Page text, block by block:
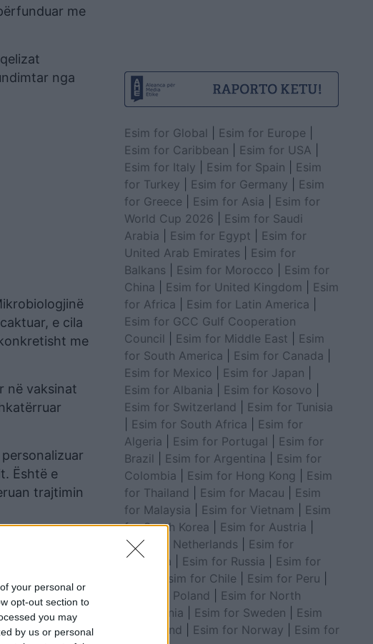
your personal or
opt-out section to
you may
by us or personal
me
nga
e cila
me
në vaksinat
Është e
trajtimin
Esim for Global Esim for Europe
Esim for Caribbean
Esim for USA
Esim for Italy
Esim for Spain
Esim
for Turkey
Esim for Germany
Esim
for Greece
Esim for Asia
Esim for
World Cup 2026
Esim for Saudi
Arabia
Esim for Egypt
Esim for
United Arab Emirates
Esim for
Balkans
Esim for Morocco
Esim for
China
Esim for United Kingdom
Esim
for Africa
Esim for Latin America
Esim for GCC Gulf Cooperation
Council
Esim for Middle East
Esim
for South America
Esim for Canada
Esim for Mexico
Esim for Japan
Esim for Albania
Esim for Kosovo
Esim for Switzerland
Esim for Tunisia
Esim for South Africa
Esim for
Algeria
Esim for Portugal
Esim for
Brazil
Esim for Argentina
Esim for
Colombia
Esim for Hong Kong
Esim
for Thailand
Esim for Macau
Esim
for Malaysia
Esim for Vietnam
Esim
for South Korea
Esim for Austria
Esim for Netherlands
Esim for
Australia
Esim for Russia
Esim for
Esim for Chile Esim for Peru
Esim for Poland
Esim for North
Macedonia
Esim for Sweden
Esim
for Finland
Esim for Norway
Esim for